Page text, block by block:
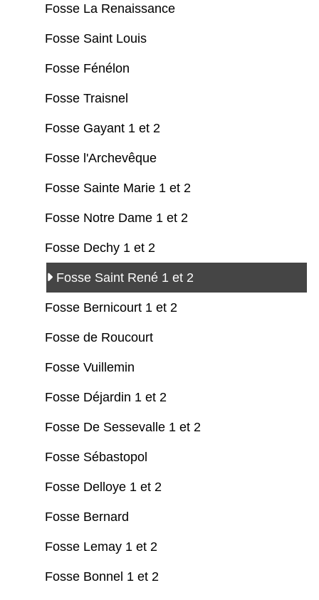
Fosse La Renaissance
Fosse Saint Louis
Fosse Fénélon
Fosse Traisnel
Fosse Gayant 1 et 2
Fosse l'Archevêque
Fosse Sainte Marie 1 et 2
Fosse Notre Dame 1 et 2
Fosse Dechy 1 et 2
Fosse Saint René 1 et 2
Fosse Bernicourt 1 et 2
Fosse de Roucourt
Fosse Vuillemin
Fosse Déjardin 1 et 2
Fosse De Sessevalle 1 et 2
Fosse Sébastopol
Fosse Delloye 1 et 2
Fosse Bernard
Fosse Lemay 1 et 2
Fosse Bonnel 1 et 2